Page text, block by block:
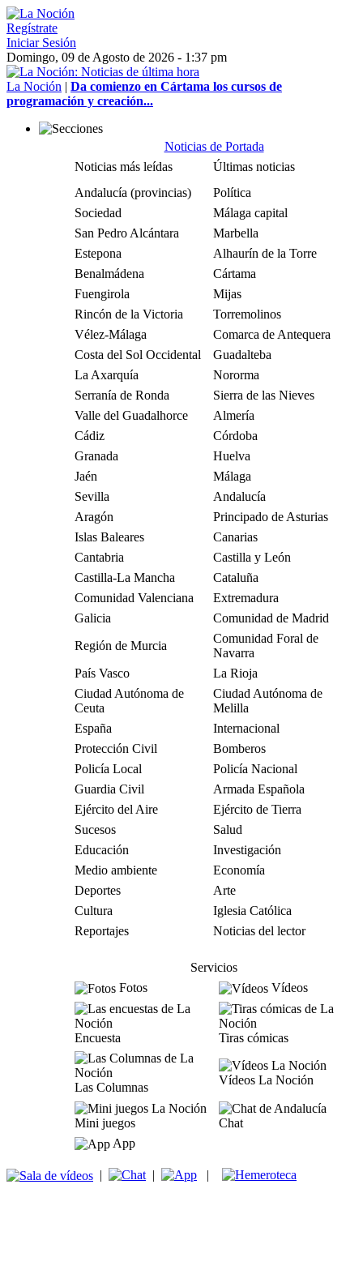
Regístrate
Iniciar Sesión
Domingo, 09 de Agosto de 2026 - 1:37 pm
La Noción | Da comienzo en Cártama los cursos de
programación y creación...
Noticias de Portada
Noticias más leídas
Últimas noticias
Andalucía (provincias)
Política
Sociedad
Málaga capital
San Pedro Alcántara
Marbella
Estepona
Alhaurín de la Torre
Benalmádena
Cártama
Fuengirola
Mijas
Rincón de la Victoria
Torremolinos
Vélez-Málaga
Comarca de Antequera
Costa del Sol Occidental
Guadalteba
La Axarquía
Nororma
Serranía de Ronda
Sierra de las Nieves
Valle del Guadalhorce
Almería
Cádiz
Córdoba
Granada
Huelva
Jaén
Málaga
Sevilla
Andalucía
Aragón
Principado de Asturias
Islas Baleares
Canarias
Cantabria
Castilla y León
Castilla-La Mancha
Cataluña
Comunidad Valenciana
Extremadura
Galicia
Comunidad de Madrid
Región de Murcia
Comunidad Foral de
Navarra
País Vasco
La Rioja
Ciudad Autónoma de
Ceuta
Ciudad Autónoma de
Melilla
España
Internacional
Protección Civil
Bomberos
Policía Local
Policía Nacional
Guardia Civil
Armada Española
Ejército del Aire
Ejército de Tierra
Sucesos
Salud
Educación
Investigación
Medio ambiente
Economía
Deportes
Arte
Cultura
Iglesia Católica
Reportajes
Noticias del lector
Servicios
Fotos
Vídeos
Encuesta Tiras cómicas
Las Columnas
Vídeos La Noción
Mini juegos
Chat
App
| | |